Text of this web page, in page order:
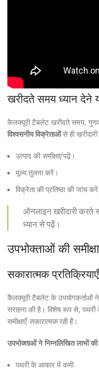
खरीदते समय ध्यान देने
कैलक्यूरी टैबलेट खरीदते समय,
विश्वसनीय विक्रेताओंसे ही
उत्पाद की समीक्षाएंपढ़ें।
मूल्य तुलना करें।
विक्रेता की प्रतिष्ठा की जांच
ऑनलाइन खरीदारी करते
ध्यान से पढ़ें।
उपभोक्ताओं की
सकारात्मक प्रतिक्रियाएँ
कैलक्यूरी टैबलेट के उपयोगकर्ताओं ने
सराहना की है। विशेष रूप से,
समीक्षाएँ सकारात्मकरही हैं।
उपभोक्ताओं ने निम्नलिखित लाभों की
पथरी के आकार में कमी